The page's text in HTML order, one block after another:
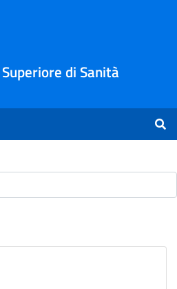
di Sanità
Ricerca -